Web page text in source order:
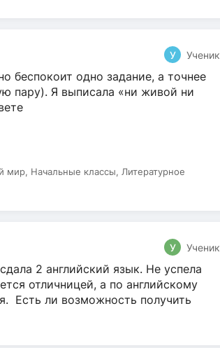
У Ученик
беспокоит одно задание, а точнее
пару). Я выписала «ни живой ни
Начальные классы, Литературное
У Ученик
2 английский язык. Не успела
отличницей, а по английскому
Есть ли возможность получить